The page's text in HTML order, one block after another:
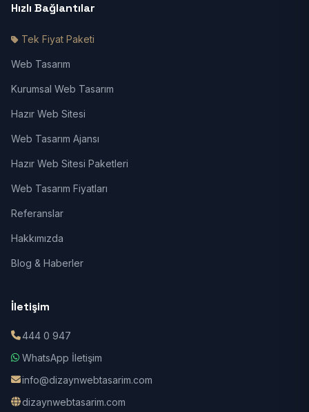
Hızlı Bağlantılar
Tek Fiyat Paketi
Web Tasarım
Kurumsal Web Tasarım
Hazır Web Sitesi
Web Tasarım Ajansı
Hazır Web Sitesi Paketleri
Web Tasarım Fiyatları
Referanslar
Hakkımızda
Blog & Haberler
İletişim
444 0 947
WhatsApp İletişim
info@dizaynwebtasarim.com
dizaynwebtasarim.com